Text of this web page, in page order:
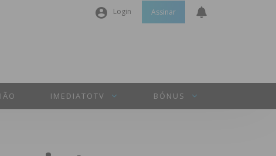
Login
Senha
Assinar
IMEDIATOTV BÓNUS